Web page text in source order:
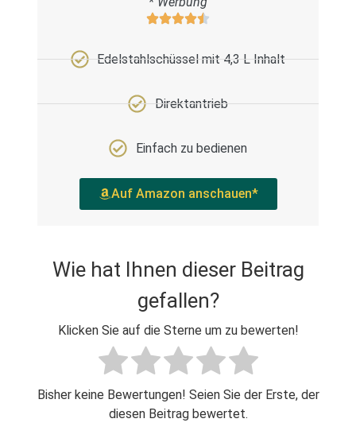
Edelstahlschüssel mit 4,3 L Inhalt
Direktantrieb
Einfach zu bedienen
Auf Amazon anschauen*
Wie hat Ihnen dieser Beitrag
gefallen?
Klicken Sie auf die Sterne um zu bewerten!
Bisher keine Bewertungen! Seien Sie der Erste, der
diesen Beitrag bewertet.